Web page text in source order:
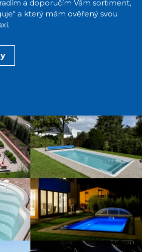
a doporučím Vám sortiment,
a který mám ověřený svou